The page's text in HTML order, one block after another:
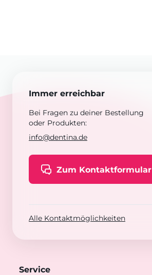
Immer erreichbar
Bei Fragen zu deiner Bestellung
oder Produkten:
info@dentina.de
Zum Kontaktformular
Alle Kontaktmöglichkeiten
Service